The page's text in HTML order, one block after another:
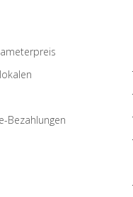
Bezahlungen